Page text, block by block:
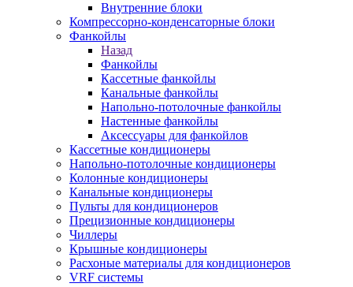
Внутренние блоки
Компрессорно-конденсаторные блоки
Фанкойлы
Назад
Фанкойлы
Кассетные фанкойлы
Канальные фанкойлы
Напольно-потолочные фанкойлы
Настенные фанкойлы
Аксессуары для фанкойлов
Кассетные кондиционеры
Напольно-потолочные кондиционеры
Колонные кондиционеры
Канальные кондиционеры
Пульты для кондиционеров
Прецизионные кондиционеры
Чиллеры
Крышные кондиционеры
Расхоные материалы для кондиционеров
VRF системы